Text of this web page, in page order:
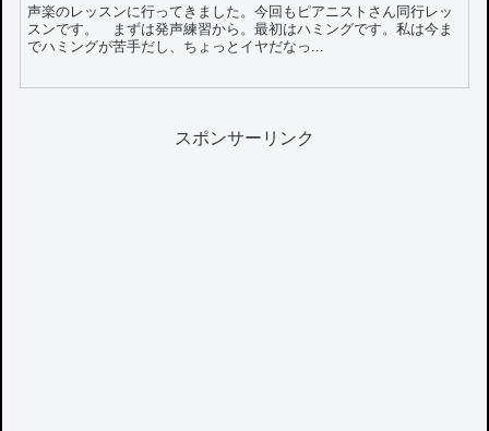
声楽のレッスンに行ってきました。今回もピアニストさん同行レッ
スンです。 まずは発声練習から。最初はハミングです。私は今ま
でハミングが苦手だし、ちょっとイヤだなっ...
スポンサーリンク